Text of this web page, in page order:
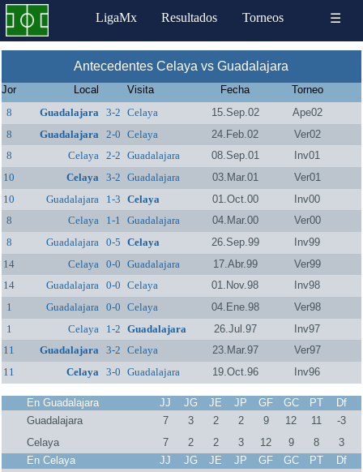
LigaMx Resultados Torneos ☰
Antecedentes Celaya vs Guadalajara
Jor Local Visita Fecha
Torneo
8
Guadalajara 3-2 Celaya 15.Sep.02
Ape02
8
Guadalajara 2-0 Celaya 24.Feb.02
Ver02
8
Celaya 2-2 Guadalajara 08.Sep.01
Inv01
10
Celaya 3-2 Guadalajara 03.Mar.01
Ver01
10
Guadalajara 1-3 Celaya 01.Oct.00
Inv00
8
Celaya 1-1 Guadalajara 04.Mar.00
Ver00
8
Guadalajara 0-5 Celaya 26.Sep.99
Inv99
14
Celaya 0-0 Guadalajara 17.Abr.99
Ver99
14
Guadalajara 0-0 Celaya 01.Nov.98
Inv98
1
Guadalajara 0-0 Celaya 04.Ene.98
Ver98
1
Celaya 1-2 Guadalajara 26.Jul.97
Inv97
11
Guadalajara 3-2 Celaya 23.Mar.97
Ver97
11
Celaya 3-0 Guadalajara 19.Oct.96 Inv96
En Guadalajara JJ JG JE JP GF GC PT
Df
Guadalajara
7 3 2 2 9 12 11
-3
Celaya
7 2 2 3 12 9 8
3
En Celaya
JJ JG JE JP GF GC PT
Df